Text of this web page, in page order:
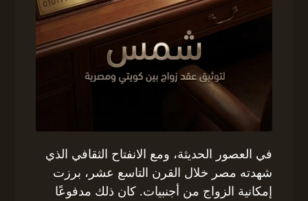
في العصور الحديثة، ومع الانفتاح الثقافي الذي
شهدته مصر خلال القرن التاسع عشر، برزت
إمكانية الزواج من أجنبيات. كان ذلك مدفوعًا